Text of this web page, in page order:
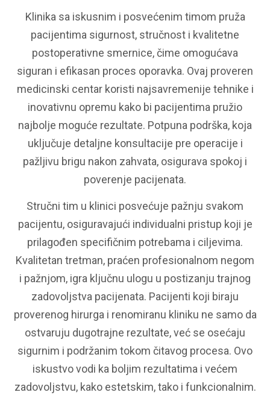
Klinika sa iskusnim i posvećenim timom pruža
pacijentima sigurnost, stručnost i kvalitetne
postoperativne smernice, čime omogućava
siguran i efikasan proces oporavka. Ovaj proveren
medicinski centar koristi najsavremenije tehnike i
inovativnu opremu kako bi pacijentima pružio
najbolje moguće rezultate. Potpuna podrška, koja
uključuje detaljne konsultacije pre operacije i
pažljivu brigu nakon zahvata, osigurava spokoj i
poverenje pacijenata.
Stručni tim u klinici posvećuje pažnju svakom
pacijentu, osiguravajući individualni pristup koji je
prilagođen specifičnim potrebama i ciljevima.
Kvalitetan tretman, praćen profesionalnom negom
i pažnjom, igra ključnu ulogu u postizanju trajnog
zadovoljstva pacijenata. Pacijenti koji biraju
proverenog hirurga i renomiranu kliniku ne samo da
ostvaruju dugotrajne rezultate, već se osećaju
sigurnim i podržanim tokom čitavog procesa. Ovo
iskustvo vodi ka boljim rezultatima i većem
zadovoljstvu, kako estetskim, tako i funkcionalnim.